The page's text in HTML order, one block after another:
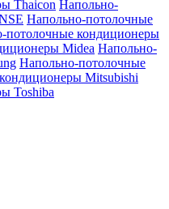
Thaicon Напольно-
Напольно-потолочные
потолочные кондиционеры
Midea Напольно-
Напольно-потолочные
Mitsubishi
Toshiba